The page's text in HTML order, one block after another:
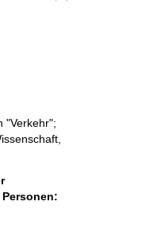
"Verkehr";